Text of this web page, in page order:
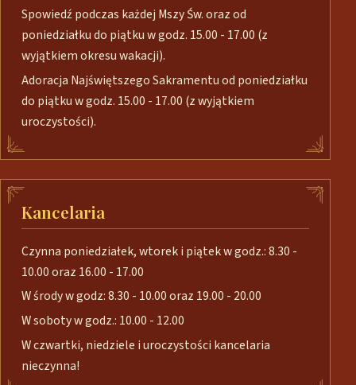
Spowiedź podczas każdej Mszy Św. oraz od
poniedziałku do piątku w godz. 15.00 - 17.00 (z
wyjątkiem okresu wakacji).
Adoracja Najświętszego Sakramentu od poniedziałku
do piątku w godz. 15.00 - 17.00 (z wyjątkiem
uroczystości).
Kancelaria
Czynna poniedziałek, wtorek i piątek w godz.: 8.30 -
10.00 oraz 16.00 - 17.00
W środy w godz: 8.30 - 10.00 oraz 19.00 - 20.00
W soboty w godz.: 10.00 - 12.00
W czwartki, niedziele i uroczystości kancelaria
nieczynna!